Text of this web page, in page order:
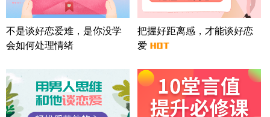
陕西-西安 139****6283
3分钟前
微信用户 喜欢下雨天^ 通过此页面咨询，已获得专属
情感方案
浙江-宁波 150****8921
湖南-长沙 187****3359
18分钟前
微信用户 超 通过此页面咨询，已获得专属情感方案
不是谈好恋爱难，是你没学
会如何处理情绪
把握好距离感，才能谈好恋
爱